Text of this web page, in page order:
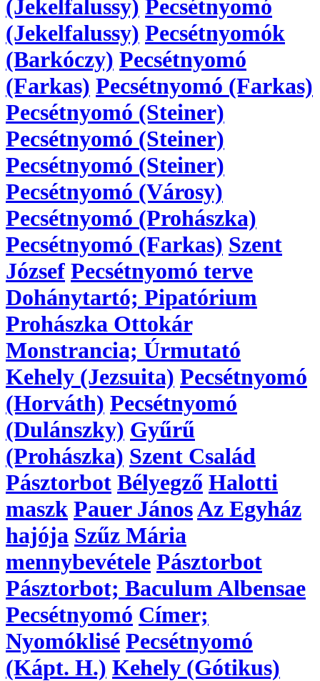
(Jekelfalussy) Pecsétnyomó
(Jekelfalussy) Pecsétnyomók
(Barkóczy) Pecsétnyomó
(Farkas) Pecsétnyomó (Farkas)
Pecsétnyomó (Steiner)
Pecsétnyomó (Steiner)
Pecsétnyomó (Steiner)
Pecsétnyomó (Városy)
Pecsétnyomó (Prohászka)
Pecsétnyomó (Farkas) Szent
József Pecsétnyomó terve
Dohánytartó; Pipatórium
Prohászka Ottokár
Monstrancia; Úrmutató
Kehely (Jezsuita) Pecsétnyomó
(Horváth) Pecsétnyomó
(Dulánszky) Gyűrű
(Prohászka) Szent Család
Pásztorbot Bélyegző Halotti
maszk Pauer JánosAz Egyház
hajója Szűz Mária
mennybevétele Pásztorbot
Pásztorbot; Baculum Albensae
Pecsétnyomó Címer;
Nyomóklisé Pecsétnyomó
(Kápt. H.) Kehely (Gótikus)